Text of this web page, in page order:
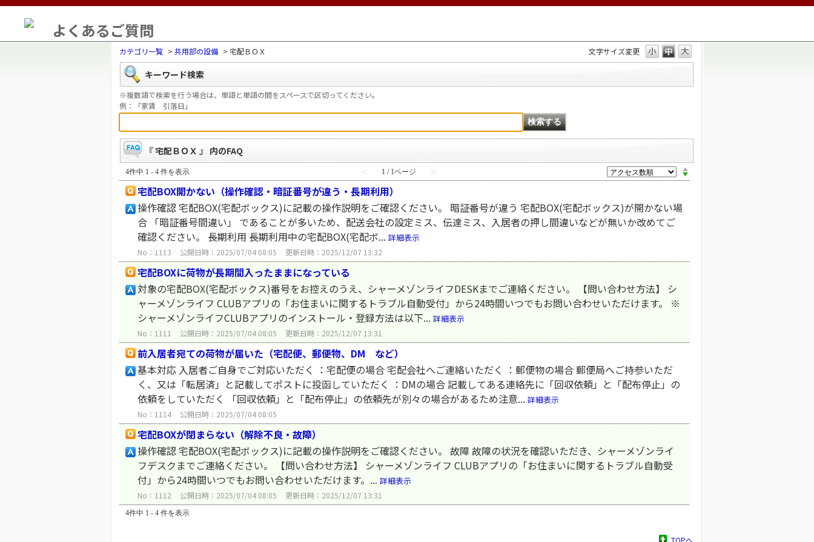
よくあるご質問
文字サイズ変更
カテゴリ一覧 > 共用部の設備 > 宅配ＢＯＸ
キーワード検索
※複数語で検索を行う場合は、単語と単語の間をスペースで区切ってください。
例：「家賃 引落日」
『 宅配ＢＯＸ 』 内のFAQ
4件中 1 - 4 件を表示 ≪ 1 / 1ページ ≫
宅配BOX開かない（操作確認・暗証番号が違う・長期利用）
操作確認 宅配BOX(宅配ボックス)に記載の操作説明をご確認ください。 暗証番号が違う 宅配BOX(宅配ボックス)が開かない場
合 「暗証番号間違い」 であることが多いため、配送会社の設定ミス、伝達ミス、入居者の押し間違いなどが無いか改めてご
確認ください。 長期利用 長期利用中の宅配BOX(宅配ボ... 詳細表示
No：1113 公開日時：2025/07/04 08:05 更新日時：2025/12/07 13:32
宅配BOXに荷物が長期間入ったままになっている
対象の宅配BOX(宅配ボックス)番号をお控えのうえ、シャーメゾンライフDESKまでご連絡ください。 【問い合わせ方法】 シ
ャーメゾンライフ CLUBアプリの「お住まいに関するトラブル自動受付」から24時間いつでもお問い合わせいただけます。 ※
シャーメゾンライフCLUBアプリのインストール・登録方法は以下... 詳細表示
No：1111 公開日時：2025/07/04 08:05 更新日時：2025/12/07 13:31
前入居者宛ての荷物が届いた（宅配便、郵便物、DM など）
基本対応 入居者ご自身でご対応いただく ：宅配便の場合 宅配会社へご連絡いただく ：郵便物の場合 郵便局へご持参いただ
く、又は「転居済」と記載してポストに投函していただく ：DMの場合 記載してある連絡先に「回収依頼」と「配布停止」の
依頼をしていただく 「回収依頼」と「配布停止」の依頼先が別々の場合があるため注意... 詳細表示
No：1114 公開日時：2025/07/04 08:05
宅配BOXが閉まらない（解除不良・故障）
操作確認 宅配BOX(宅配ボックス)に記載の操作説明をご確認ください。 故障 故障の状況を確認いただき、シャーメゾンライ
フデスクまでご連絡ください。 【問い合わせ方法】 シャーメゾンライフ CLUBアプリの「お住まいに関するトラブル自動受
付」から24時間いつでもお問い合わせいただけます。... 詳細表示
No：1112 公開日時：2025/07/04 08:05 更新日時：2025/12/07 13:31
4件中 1 - 4 件を表示
TOPへ